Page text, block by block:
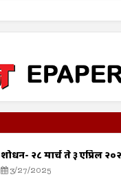
शोधन- २८ मार्च ते ३ एप्रिल
3/27/2025